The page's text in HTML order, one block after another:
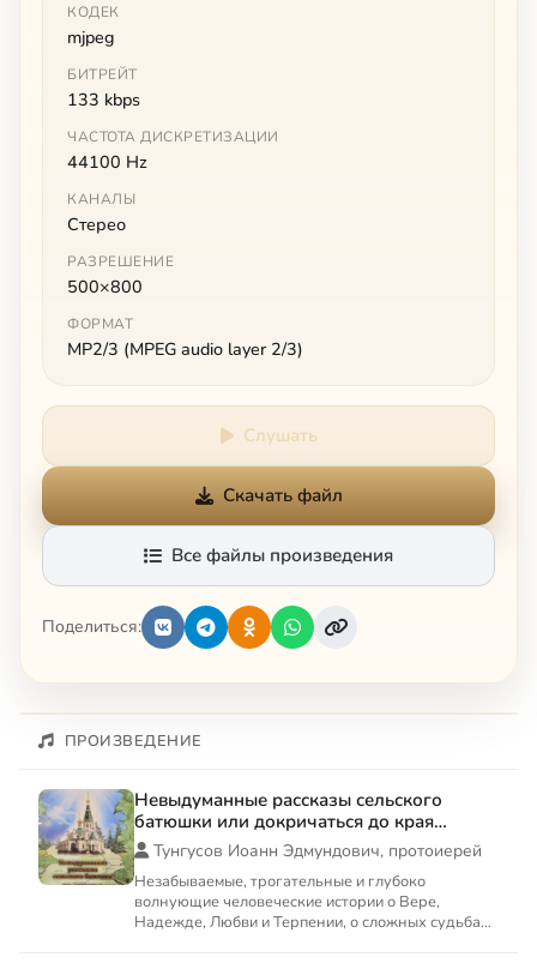
КОДЕК
mjpeg
БИТРЕЙТ
133 kbps
ЧАСТОТА ДИСКРЕТИЗАЦИИ
44100 Hz
КАНАЛЫ
Стерео
РАЗРЕШЕНИЕ
500×800
ФОРМАТ
MP2/3 (MPEG audio layer 2/3)
Слушать
Скачать файл
Все файлы произведения
Поделиться:
ПРОИЗВЕДЕНИЕ
Невыдуманные рассказы сельского
батюшки или докричаться до края
вечности
Тунгусов Иоанн Эдмундович, протоиерей
Незабываемые, трогательные и глубоко
волнующие человеческие истории о Вере,
Надежде, Любви и Терпении, о сложных судьбах